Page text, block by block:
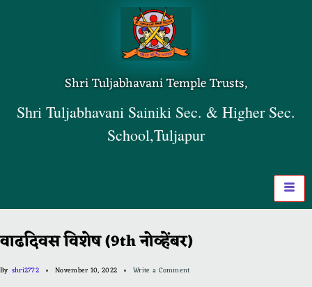
Shri Tuljabhavani Temple Trusts,
Shri Tuljabhavani Sainiki Sec. & Higher Sec.
School,Tuljapur
वाढदिवस विशेष (9th नोव्हेंबर)
By shri2772 November 10, 2022 Write a Comment